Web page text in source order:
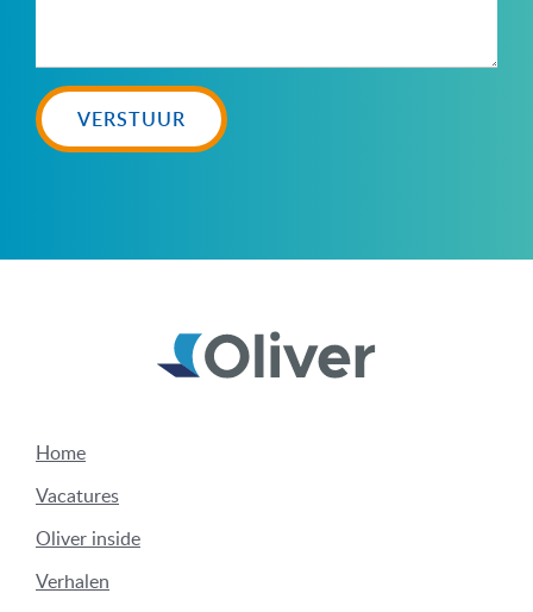
VERSTUUR
Home
Vacatures
Oliver inside
Verhalen